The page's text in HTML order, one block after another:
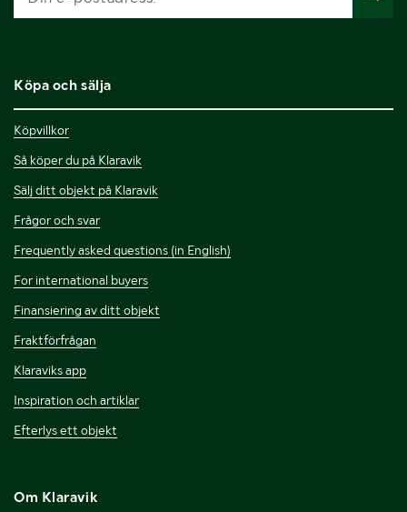
Köpa och sälja
Köpvillkor
Så köper du på Klaravik
Sälj ditt objekt på Klaravik
Frågor och svar
Frequently asked questions (in English)
For international buyers
Finansiering av ditt objekt
Fraktförfrågan
Klaraviks app
Inspiration och artiklar
Efterlys ett objekt
Om Klaravik